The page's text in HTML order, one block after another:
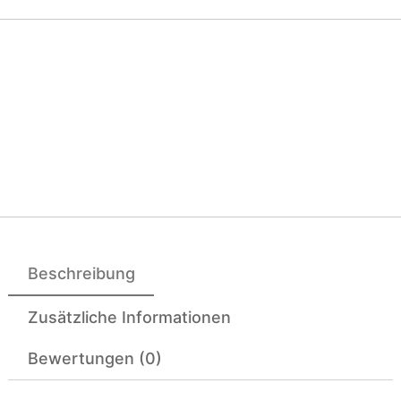
Beschreibung
Zusätzliche Informationen
Bewertungen (0)